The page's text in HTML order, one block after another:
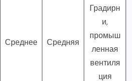
Среднее Средняя
Градирн
и,
промыш
ленная
вентиля
ция